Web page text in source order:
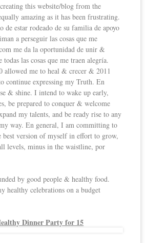
this website/blog from the
amazing as it has been frustrating.
de estar rodeado de su familia de apoyo
a perseguir las cosas que me
me da la oportunidad de unir &
todas las cosas que me traen alegría.
allowed me to heal & crecer & 2011
continue expressing my Truth. En
& shine. I intend to wake up early,
be prepared to conquer & welcome
my talents, and be ready rise to any
way. En general, I am committing to
best version of myself in effort to grow,
levels, minus in the waistline, por
by good people & healthy food.
healthy celebrations on a budget
Dinner Party for 15